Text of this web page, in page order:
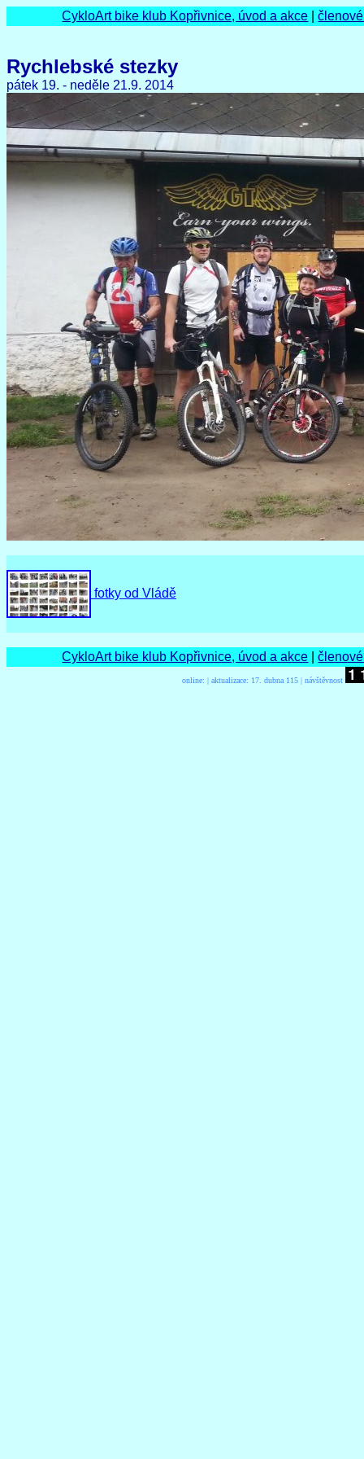
CykloArt bike klub Kopřivnice, úvod a akce |
Rychlebské stezky
pátek 19. - neděle 21.9. 2014
fotky od Vládě
CykloArt bike klub Kopřivnice, úvod a akce |
online: | aktualizace: 17. dubna 115 | návštěvnost